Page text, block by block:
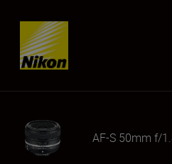
Skip content
AF-S 50mm f/